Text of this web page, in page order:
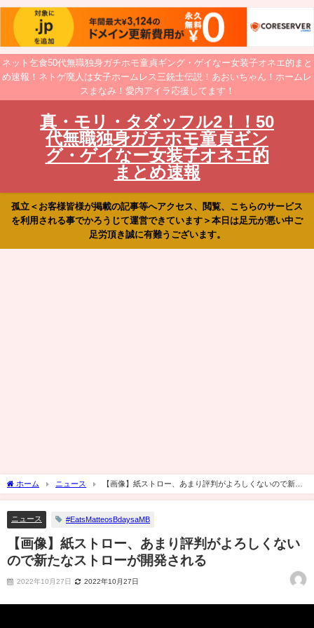
ネット乞食50代無職独身ガチホモ童貞ギング・ゲイなー女装子オネエ的まと
め速報！ネトゲ廃人は女子ホームレス三銃士伝説！あおいちゃん！ホームレ
スまなみ！愛内アイラ応援してます！
真・モリ・タダッフル2！！50
代無職独身ガチホモ童貞ギン
グ・ゲイなー女装子オネエ的
まとめ速報
孤立＜お客様皆様が掲載の記事等へアクセス、閲覧、こちらのサービス
を利用される事でかろうじて運営できています＞本日は足元が悪い中ご
足労頂き誠に有難うございます。
ホーム ニュース
【画像】紙ストロー、あまり評判がよろしくないので新た
なストローが開発される
ニュース #EatsMatteosBdaysaMB
【画像】紙ストロー、あまり評判がよろしくない
ので新たなストローが開発される
2022年10月27日 2022年10月27日